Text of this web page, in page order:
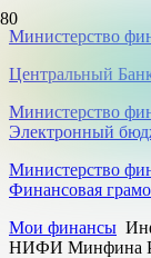
Министерство
Центральный
Министерство
Электронный
Министерство
Финансовая
Мои финансы
НИФИ Минфина